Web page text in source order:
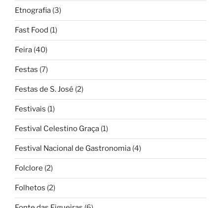
Etnografia (3)
Fast Food (1)
Feira (40)
Festas (7)
Festas de S. José (2)
Festivais (1)
Festival Celestino Graça (1)
Festival Nacional de Gastronomia (4)
Folclore (2)
Folhetos (2)